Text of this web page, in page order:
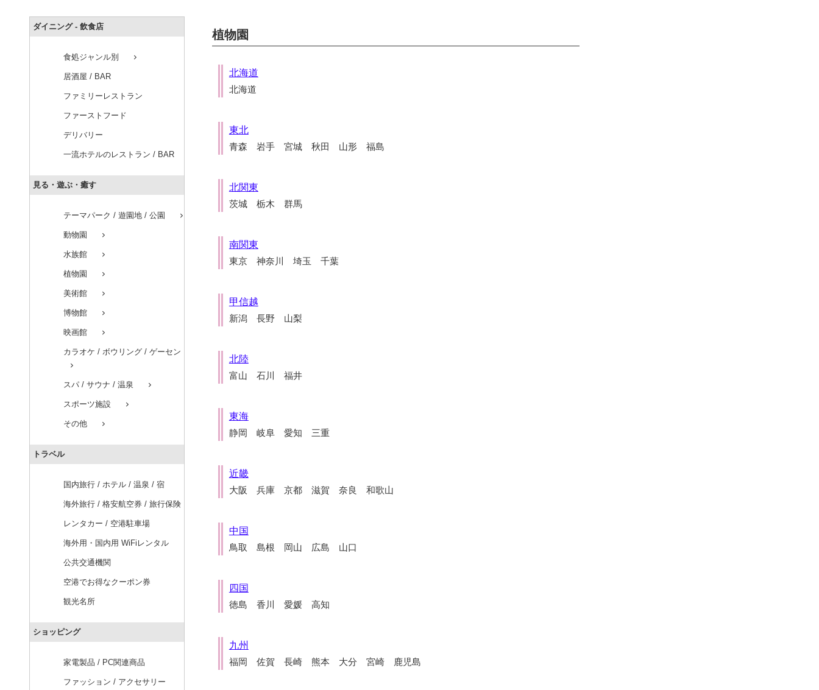
ダイニング - 飲食店
食処ジャンル別 chevron_right
居酒屋 / BAR
ファミリーレストラン
ファーストフード
デリバリー
一流ホテルのレストラン / BAR
見る・遊ぶ・癒す
テーマパーク / 遊園地 / 公園 chevron_right
動物園 chevron_right
水族館 chevron_right
植物園 chevron_right
美術館 chevron_right
博物館 chevron_right
映画館 chevron_right
カラオケ / ボウリング / ゲーセン
chevron_right
スパ / サウナ / 温泉 chevron_right
スポーツ施設 chevron_right
その他 chevron_right
トラベル
国内旅行 / ホテル / 温泉 / 宿
海外旅行 / 格安航空券 / 旅行保険
レンタカー / 空港駐車場
海外用・国内用 WiFiレンタル
公共交通機関
空港でお得なクーポン券
観光名所
ショッピング
家電製品 / PC関連商品
ファッション / アクセサリー
植物園
北海道
北海道
東北
青森 岩手 宮城 秋田 山形 福島
北関東
茨城 栃木 群馬
南関東
東京 神奈川 埼玉 千葉
甲信越
新潟 長野 山梨
北陸
富山 石川 福井
東海
静岡 岐阜 愛知 三重
近畿
大阪 兵庫 京都 滋賀 奈良 和歌山
中国
鳥取 島根 岡山 広島 山口
四国
徳島 香川 愛媛 高知
九州
福岡 佐賀 長崎 熊本 大分 宮崎 鹿児島